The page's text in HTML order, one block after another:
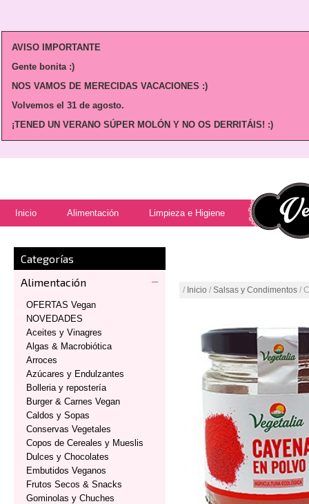
AVISO IMPORTANTE
Gente bonita :)
NOS VAMOS DE MERECIDAS VACACIONES :)
Volvemos el 31 de agosto.
¡TENED UN VERANO SÚPER MOLÓN Y NO OS DERRITÁIS! :)
Inicio Alimentación Limpieza e Higiene
Categorías
Alimentación
OFERTAS Vegan
NOVEDADES
Aceites y Vinagres
Algas & Macrobiótica
Arroces
Azúcares y Endulzantes
Bolleria y repostería
Burger & Carnes Vegan
Caldos y Sopas
Conservas Vegetales
Copos de Cereales y Mueslis
Dulces y Chocolates
Embutidos Veganos
Frutos Secos & Snacks
Gominolas y Chuches
/ Inicio / Salsas y Condimentos /